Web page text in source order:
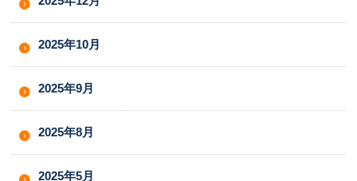
2025年10月
2025年9月
2025年8月
2025年5月